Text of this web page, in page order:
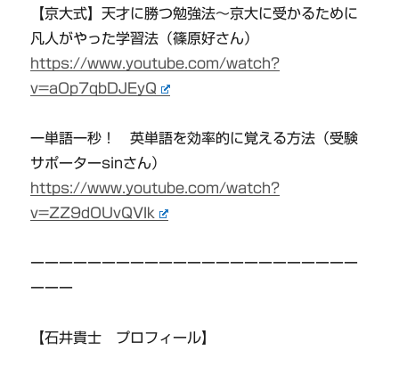
【京大式】天才に勝つ勉強法～京大に受かるために
凡人がやった学習法（篠原好さん）
https://www.youtube.com/watch?
v=aOp7qbDJEyQ
一単語一秒！ 英単語を効率的に覚える方法（受験
サポーターsinさん）
https://www.youtube.com/watch?
v=ZZ9dOUvQVIk
ーーーーーーーーーーーーーーーーーーーーーーー
ーーー
【石井貴士 プロフィール】